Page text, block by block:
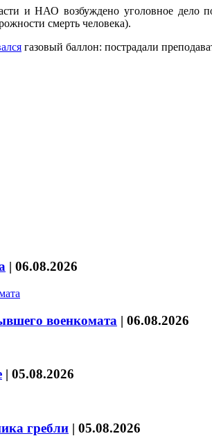
и НАО возбуждено уголовное дело
смерть человека).
газовый баллон: пострадали
| 06.08.2026
военкомата | 06.08.2026
| 05.08.2026
гребли | 05.08.2026